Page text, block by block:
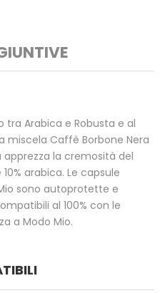
tra Arabica e Robusta e al
Caffè Borbone Nera
la cremosità del
arabica. Le capsule
sono autoprotette e
al 100% con le
a Modo Mio.